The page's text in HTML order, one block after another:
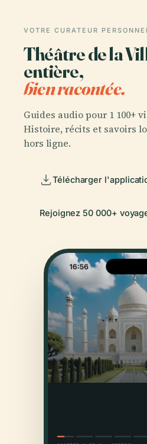
VOTRE CURATEUR
Théâtre de la
entière,
bien racontée.
Guides audio pour 1 100+
Histoire, récits et savoirs
hors ligne.
Télécharger
Rejoignez 50 000+